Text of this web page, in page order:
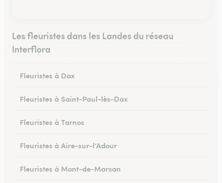
Les fleuristes dans les Landes du réseau
Interflora
Fleuristes à Dax
Fleuristes à Saint-Paul-lès-Dax
Fleuristes à Tarnos
Fleuristes à Aire-sur-l’Adour
Fleuristes à Mont-de-Marsan